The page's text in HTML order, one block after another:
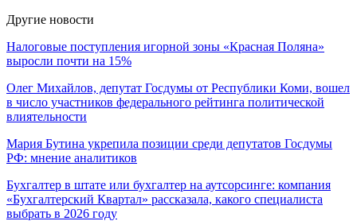
Другие новости
Налоговые поступления игорной зоны «Красная Поляна»
выросли почти на 15%
Олег Михайлов, депутат Госдумы от Республики Коми, вошел
в число участников федерального рейтинга политической
влиятельности
Мария Бутина укрепила позиции среди депутатов Госдумы
РФ: мнение аналитиков
Бухгалтер в штате или бухгалтер на аутсорсинге: компания
«Бухгалтерский Квартал» рассказала, какого специалиста
выбрать в 2026 году